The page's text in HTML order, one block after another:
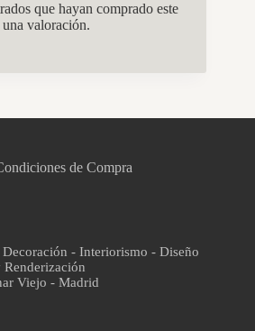
que hayan comprado este
valoración.
de Compra
- Interiorismo - Diseño
Renderización
Viejo - Madrid
· En línea